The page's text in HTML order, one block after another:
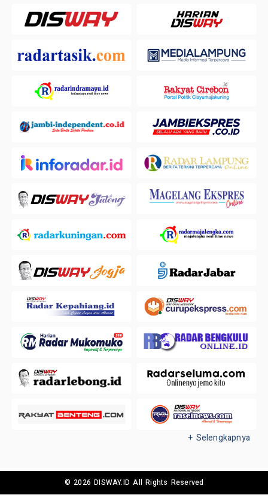
+ Selengkapnya
© 2026 DISWAY.ID All Rights Reserved